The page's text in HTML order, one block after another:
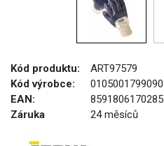
Kód produktu:
ART97579
Kód výrobce:
0105001799090
EAN:
8591806170285
Záruka
24 měsíců